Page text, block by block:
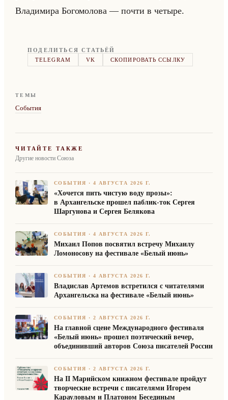
Вла­ди­ми­ра Бо­го­мо­ло­ва — почти в че­ты­ре.
ПОДЕЛИТЬСЯ СТАТЬЁЙ
TELEGRAM
VK СКОПИРОВАТЬ ССЫЛКУ
ТЕМЫ
События
ЧИТАЙТЕ ТАКЖЕ
Другие новости Союза
СОБЫТИЯ ·4 АВГУСТА 2026 Г.
«Хочется пить чистую воду прозы»:
в Архангельске прошел паблик-ток Сергея
Шаргунова и Сергея Белякова
СОБЫТИЯ ·4 АВГУСТА 2026 Г.
Михаил Попов посвятил встречу Михаилу
Ломоносову на фестивале «Белый июнь»
СОБЫТИЯ ·4 АВГУСТА 2026 Г.
Владислав Артемов встретился с читателями
Архангельска на фестивале «Белый июнь»
СОБЫТИЯ ·2 АВГУСТА 2026 Г.
На главной сцене Международного фестиваля
«Белый июнь» прошел поэтический вечер,
объединивший авторов Союза писателей России
СОБЫТИЯ ·2 АВГУСТА 2026 Г.
На II Марийском книжном фестивале пройдут
творческие встречи с писателями Игорем
Карауловым и Платоном Бесединым